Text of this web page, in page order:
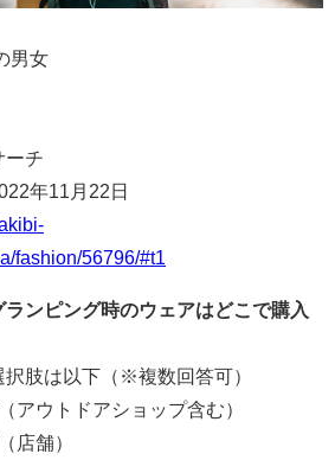
男女
ーチ
年11月22日
fashion/56796/#t1
ランピング時のウェアはどこで購入
肢は以下（※複数回答可）
アウトドアショップ含む）
店舗）